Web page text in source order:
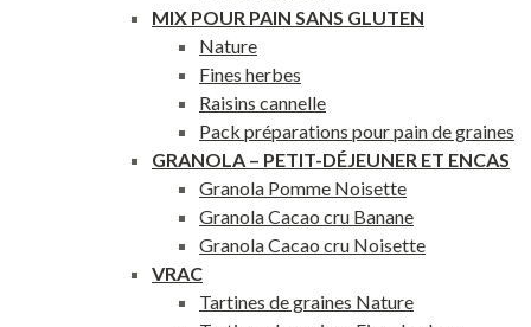
MIX POUR PAIN SANS GLUTEN
Nature
Fines herbes
Raisins cannelle
Pack préparations pour pain de graines
GRANOLA – PETIT-DÉJEUNER ET ENCAS
Granola Pomme Noisette
Granola Cacao cru Banane
Granola Cacao cru Noisette
VRAC
Tartines de graines Nature